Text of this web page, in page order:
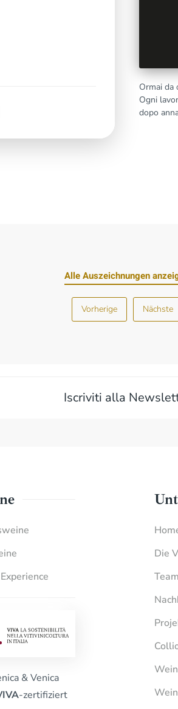
Ormai da
Ogni
dopo
Alle Auszeichnungen
Vorherige Nächste
Iscriviti alla
& Venica
-zertifiziert
Die
Team